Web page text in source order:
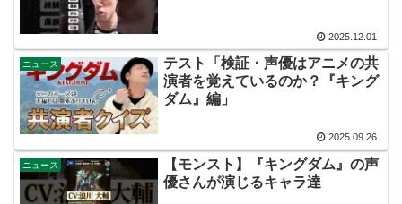
2025.12.01
ニュース
テスト「検証・声優はアニメの共
演者を覚えているのか？『キング
ダム』編」
2025.09.26
ニュース
【モンスト】『キングダム』の声
優さんが演じるキャラ達